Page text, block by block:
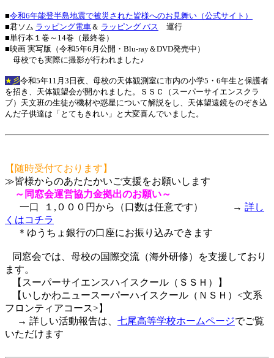
■令和6年能登半島地震で被災された皆様へのお見舞い（公式サイト）
■君ソム ラッピング電車＆ ラッピング バス 運行
■単行本１巻～14巻（最終巻）
■映画 実写版（令和5年6月公開・Blu-ray＆DVD発売中）
母校でも実際に撮影が行われました♪
★彡令和5年11月3日夜、母校の天体観測室に市内の小学5・6年生と保護者
を招き、天体観望会が開かれました。ＳＳＣ（スーパーサイエンスクラ
ブ）天文班の生徒が機材や惑星について解説をし、天体望遠鏡をのぞき込
んだ子供達は「とてもきれい」と大変喜んでいました。
【随時受付ております】
≫皆様からのあたたかいご支援をお願いします
～同窓会運営協力金拠出のお願い～
一口 １,０００円から（口数は任意です） → 詳し
くはコチラ
＊ゆうちょ銀行の口座にお振り込みできます
同窓会では、母校の国際交流（海外研修）を支援しており
ます。
【スーパーサイエンスハイスクール（ＳＳＨ）】
【いしかわニュースーパーハイスクール（ＮＳＨ）<文系
フロンティアコース>】
→ 詳しい活動報告は、 七尾高等学校ホームページでご覧
いただけます